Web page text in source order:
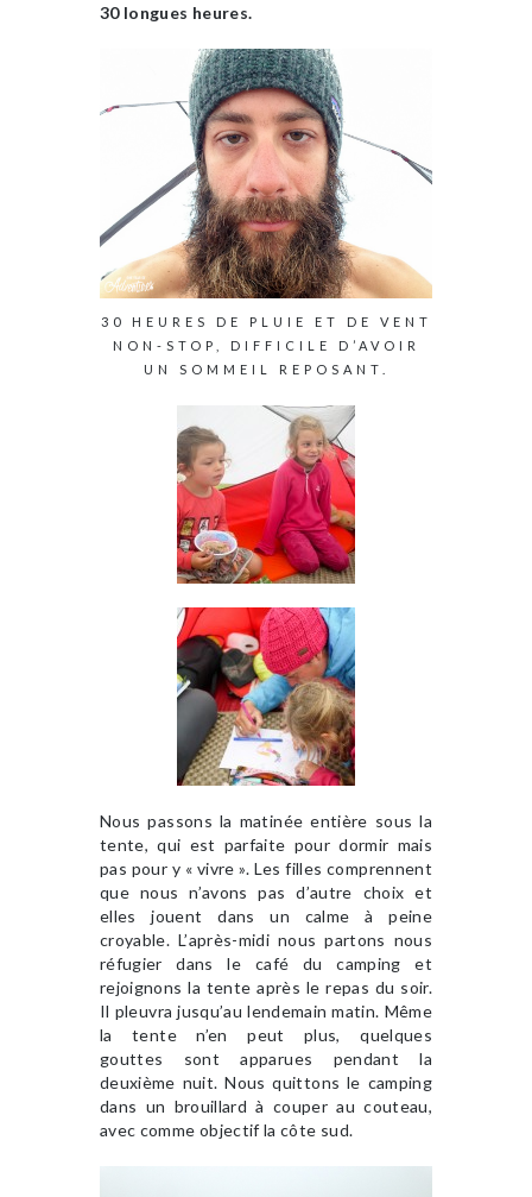
30 longues heures.
30 HEURES DE PLUIE ET DE VENT
NON-STOP, DIFFICILE D’AVOIR
UN SOMMEIL REPOSANT.
Nous passons la matinée entière sous la
tente, qui est parfaite pour dormir mais
pas pour y « vivre ». Les filles comprennent
que nous n’avons pas d’autre choix et
elles jouent dans un calme à peine
croyable. L’après-midi nous partons nous
réfugier dans le café du camping et
rejoignons la tente après le repas du soir.
Il pleuvra jusqu’au lendemain matin. Même
la tente n’en peut plus, quelques
gouttes sont apparues pendant la
deuxième nuit. Nous quittons le camping
dans un brouillard à couper au couteau,
avec comme objectif la côte sud.